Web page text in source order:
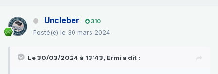
Uncleber 310
Posté(e) le 30 mars 2024
Le 30/03/2024 à 13:43, Ermi a dit :